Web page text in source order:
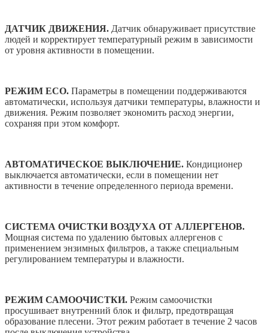
ДАТЧИК ДВИЖЕНИЯ. Датчик обнаруживает присутствие
людей и корректирует температурный режим в зависимости
от уровня активности в помещении.
РЕЖИМ ECO. Параметры в помещении поддерживаются
автоматически, используя датчики температуры, влажности и
движения. Режим позволяет экономить расход энергии,
сохраняя при этом комфорт.
АВТОМАТИЧЕСКОЕ ВЫКЛЮЧЕНИЕ. Кондиционер
выключается автоматически, если в помещении нет
активности в течение определенного периода времени.
СИСТЕМА ОЧИСТКИ ВОЗДУХА ОТ АЛЛЕРГЕНОВ.
Мощная система по удалению бытовых аллергенов с
применением энзимных фильтров, а также специальным
регулированием температуры и влажности.
РЕЖИМ САМООЧИСТКИ. Режим самоочистки
просушивает внутренний блок и фильтр, предотвращая
образование плесени. Этот режим работает в течение 2 часов